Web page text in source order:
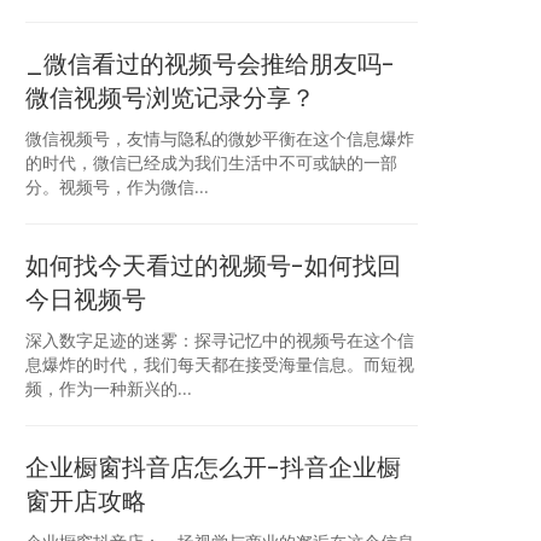
_微信看过的视频号会推给朋友吗-
微信视频号浏览记录分享？
微信视频号，友情与隐私的微妙平衡在这个信息爆炸
的时代，微信已经成为我们生活中不可或缺的一部
分。视频号，作为微信...
如何找今天看过的视频号-如何找回
今日视频号
深入数字足迹的迷雾：探寻记忆中的视频号在这个信
息爆炸的时代，我们每天都在接受海量信息。而短视
频，作为一种新兴的...
企业橱窗抖音店怎么开-抖音企业橱
窗开店攻略